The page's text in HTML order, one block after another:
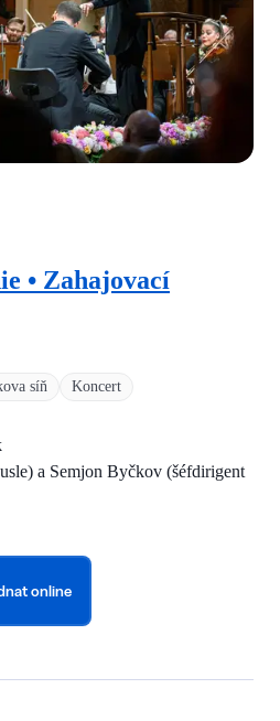
síň Koncert
• Zahajovací
a Semjon Byčkov (šéfdirigent
online